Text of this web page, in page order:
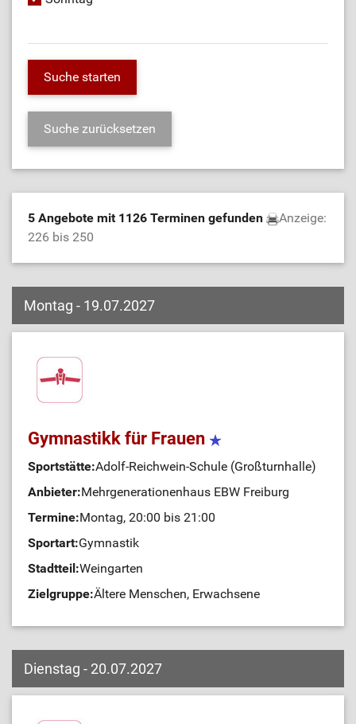
5 Angebote mit 1126 Terminen gefunden
Anzeige:
226 bis 250
Montag - 19.07.2027
Gymnastikk für Frauen
Sportstätte:Adolf-Reichwein-Schule (Großturnhalle)
Anbieter:Mehrgenerationenhaus EBW Freiburg
Termine:Montag, 20:00 bis 21:00
Sportart:Gymnastik
Stadtteil:Weingarten
Zielgruppe:Ältere Menschen, Erwachsene
Dienstag - 20.07.2027